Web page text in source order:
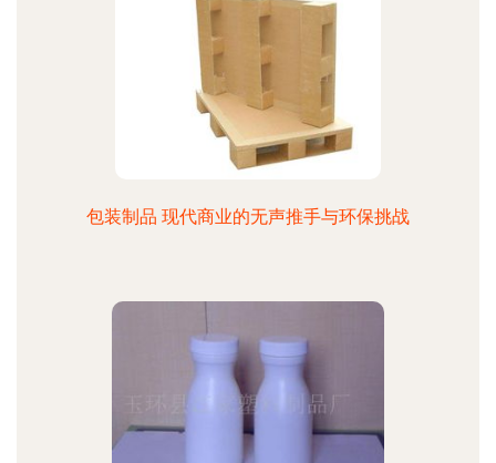
包装制品 现代商业的无声推手与环保挑战